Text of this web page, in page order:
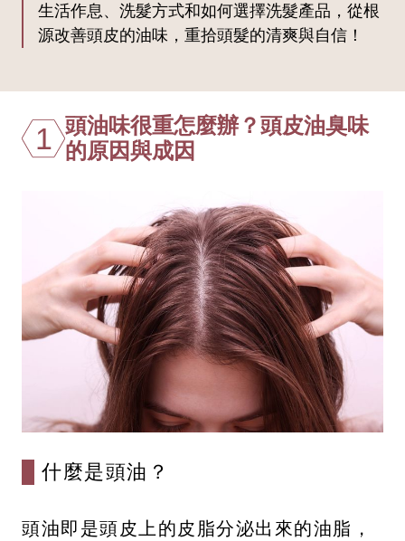
生活作息、洗髮方式和如何選擇洗髮產品，從根
源改善頭皮的油味，重拾頭髮的清爽與自信！
1 頭油味很重怎麼辦？頭皮油臭味
的原因與成因
什麼是頭油？
頭油即是頭皮上的皮脂分泌出來的油脂，